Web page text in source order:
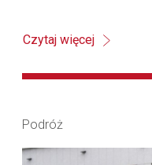
Czytaj więcej
Podróż